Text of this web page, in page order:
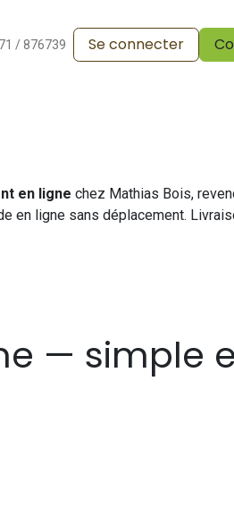
Pergola Vos
/ 876739 Se connecter
en ligne chez Mathias Bois,
en ligne sans déplacement.
— simple